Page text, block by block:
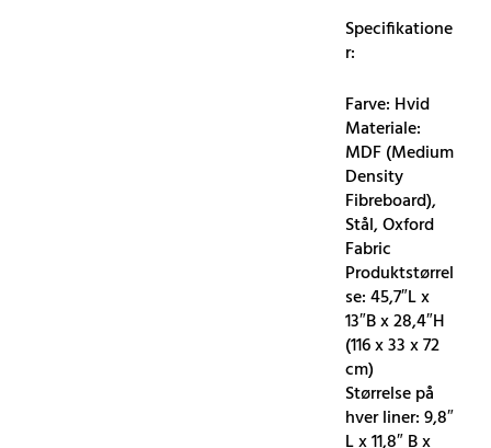
Specifikatione
r:
Farve: Hvid
Materiale:
MDF (Medium
Density
Fibreboard),
Stål, Oxford
Fabric
Produktstørrel
se: 45,7″L x
13″B x 28,4″H
(116 x 33 x 72
cm)
Størrelse på
hver liner: 9,8″